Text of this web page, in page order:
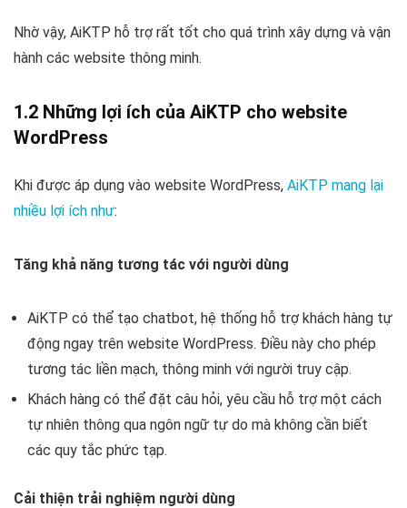
Nhờ vậy, AiKTP hỗ trợ rất tốt cho quá trình xây dựng và vận
hành các website thông minh.
1.2 Những lợi ích của AiKTP cho website
WordPress
Khi được áp dụng vào website WordPress, AiKTP mang lại
nhiều lợi ích như:
Tăng khả năng tương tác với người dùng
AiKTP có thể tạo chatbot, hệ thống hỗ trợ khách hàng tự
động ngay trên website WordPress. Điều này cho phép
tương tác liền mạch, thông minh với người truy cập.
Khách hàng có thể đặt câu hỏi, yêu cầu hỗ trợ một cách
tự nhiên thông qua ngôn ngữ tự do mà không cần biết
các quy tắc phức tạp.
Cải thiện trải nghiệm người dùng